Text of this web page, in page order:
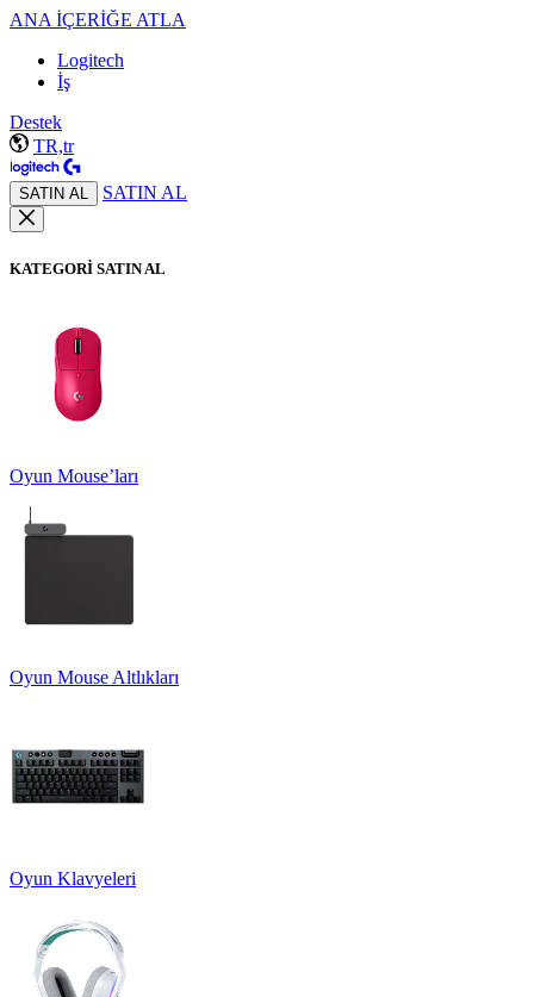
ANA İÇERİĞE ATLA
Logitech
İş
Destek
TR,tr
SATIN AL SATIN AL
KATEGORİ SATIN AL
Oyun Mouse’ları
Oyun Mouse Altlıkları
Oyun Klavyeleri